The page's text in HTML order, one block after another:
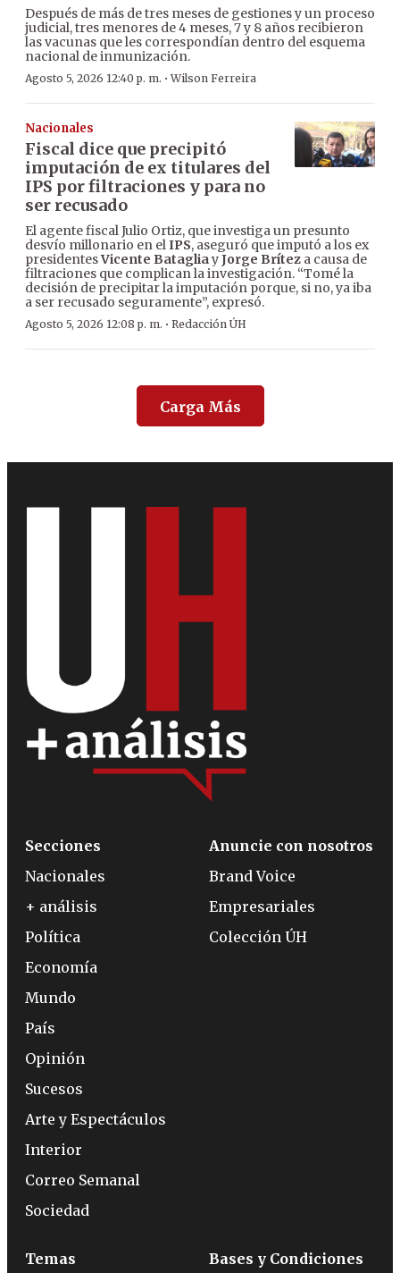
Después de más de tres meses de gestiones y un proceso
judicial, tres menores de 4 meses, 7 y 8 años recibieron
las vacunas que les correspondían dentro del esquema
nacional de inmunización.
Agosto 5, 2026 12:40 p. m. ·Wilson Ferreira
Nacionales
Fiscal dice que precipitó
imputación de ex titulares del
IPS por filtraciones y para no
ser recusado
El agente fiscal Julio Ortiz, que investiga un presunto
desvío millonario en elIPS, aseguró que imputó a los ex
presidentesVicente BatagliayJorge Brítez a causa de
filtraciones que complican la investigación. “Tomé la
decisión de precipitar la imputación porque, si no, ya iba
a ser recusado seguramente”, expresó.
Agosto 5, 2026 12:08 p. m. · Redacción ÚH
Carga Más
Secciones
Nacionales
+ análisis
Política
Economía
Mundo
País
Opinión
Sucesos
Arte y Espectáculos
Interior
Correo Semanal
Sociedad
Anuncie con nosotros
Brand Voice
Empresariales
Colección ÚH
Temas Bases y Condiciones